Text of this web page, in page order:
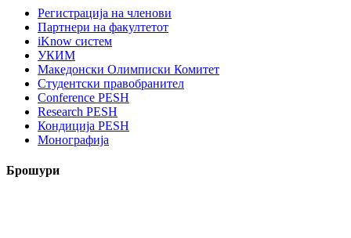
Регистрација на членови
Партнери на факултетот
iKnow систем
УКИМ
Македонски Олимписки Комитет
Студентски правобранител
Conference PESH
Research PESH
Кондиција PESH
Монографија
Брошури